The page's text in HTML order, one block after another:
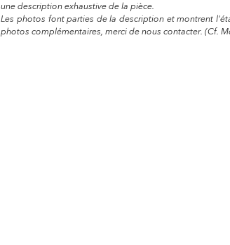
une description exhaustive de la pièce.
Les photos font parties de la description et montrent
photos complémentaires, merci de nous contacter. (Cf.